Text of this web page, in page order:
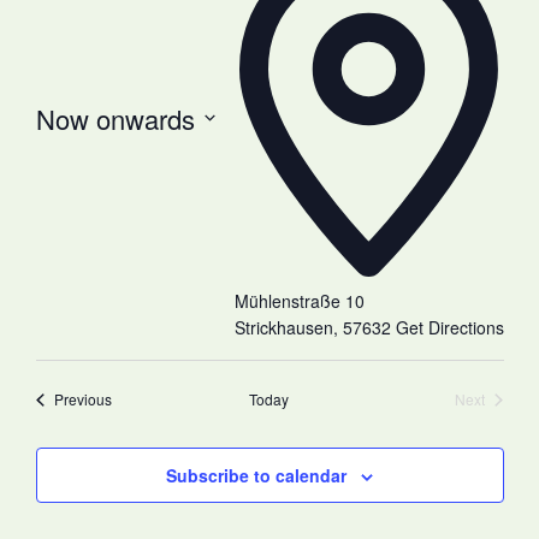
Mühlenstraße 10
Strickhausen, 57632 Get Directions
Now onwards
PreviousEvents Today
Next
Subscribe to calendar